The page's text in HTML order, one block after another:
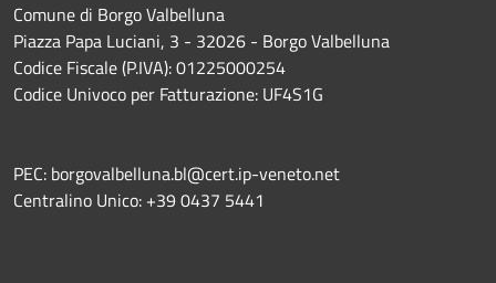
Comune di Borgo Valbelluna
Piazza Papa Luciani, 3 - 32026 - Borgo Valbelluna
Codice Fiscale (P.IVA): 01225000254
Codice Univoco per Fatturazione: UF4S1G
PEC: borgovalbelluna.bl@cert.ip-veneto.net
Centralino Unico: +39 0437 5441